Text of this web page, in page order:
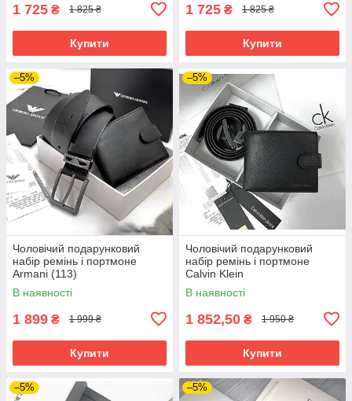
1 725 ₴ 1 825 ₴
Купити
1 725 ₴ 1 825 ₴
Купити
–5%
Чоловічий подарунковий
набір ремінь і портмоне
Armani (113)
В наявності
1 899 ₴ 1 999 ₴
Купити
–5%
Чоловічий подарунковий
набір ремінь і портмоне
Calvin Klein
В наявності
1 852,50 ₴ 1 950 ₴
Купити
–5% –5%